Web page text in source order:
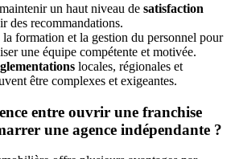
un haut niveau de satisfaction
des recommandations.
la formation et la gestion du personnel pour
une équipe compétente et motivée.
locales, régionales et
être complexes et exigeantes.
entre ouvrir une franchise
une agence indépendante ?